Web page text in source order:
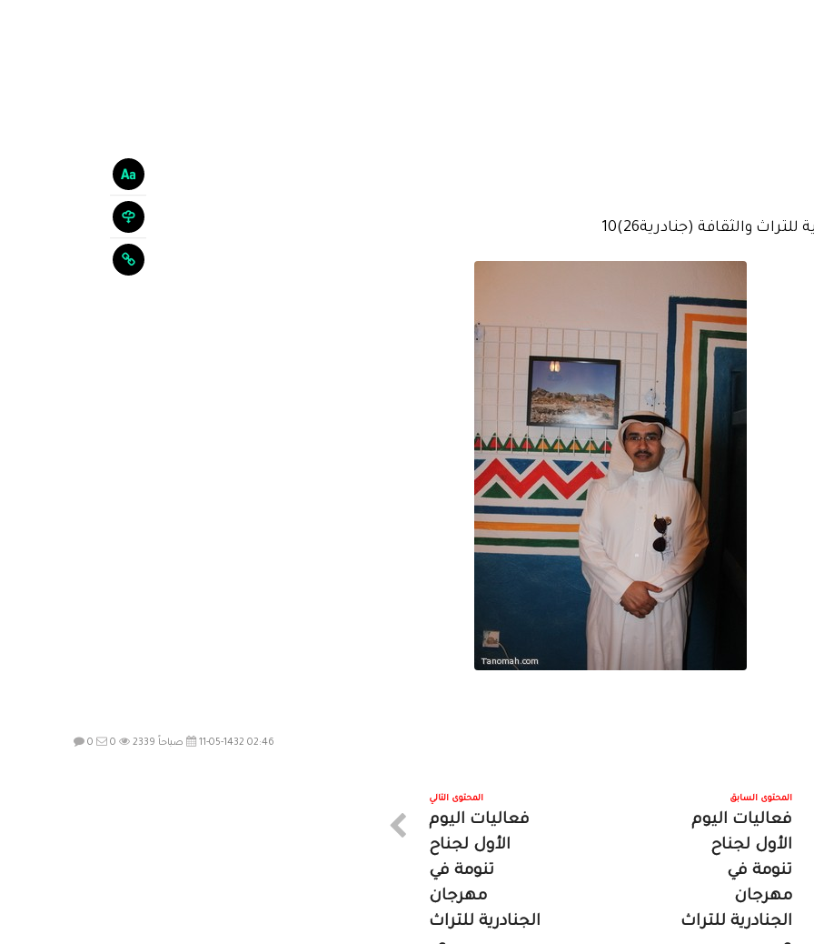
والثقافة (جنادرية26)10
11-05-1432 02:46 صباحاً 0 0 2339
المحتوى السابق
فعاليات اليوم
الأول لجناح
تنومة في
مهرجان
الجنادرية للتراث
المحتوى التالي
فعاليات اليوم
الأول لجناح
تنومة في
مهرجان
الجنادرية للتراث